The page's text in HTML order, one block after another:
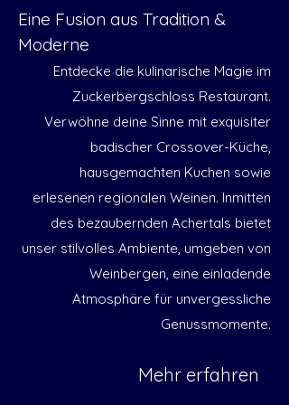
Eine Fusion aus Tradition &
Moderne
Entdecke die kulinarische Magie im
Zuckerbergschloss Restaurant.
Verwöhne deine Sinne mit exquisiter
badischer Crossover-Küche,
hausgemachten Kuchen sowie
erlesenen regionalen Weinen. Inmitten
des bezaubernden Achertals bietet
unser stilvolles Ambiente, umgeben von
Weinbergen, eine einladende
Atmosphäre für unvergessliche
Genussmomente.
Mehr erfahren